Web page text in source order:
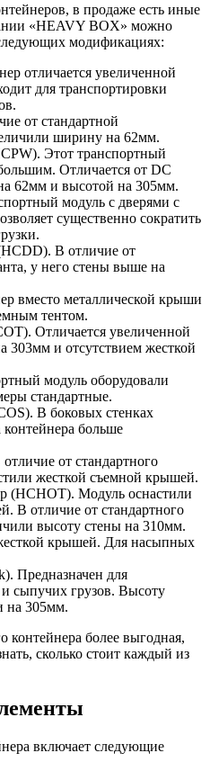
в продаже есть иные
«HEAVY BOX» можно
модификациях:
отличается увеличенной
для транспортировки
от стандартной
ширину на 62мм.
Этот транспортный
Отличается от DC
62мм и высотой на 305мм.
модуль с дверями с
существенно сократить
В отличие от
у него стены выше на
вместо металлической крыши
тентом.
Отличается увеличенной
303мм и отсутствием жесткой
модуль оборудовали
стандартные.
В боковых стенках
больше
от стандартного
жесткой съемной крышей.
(HCHOT). Модуль оснастили
В отличие от стандартного
высоту стены на 310мм.
крышей. Для насыпных
Предназначен для
сыпучих грузов. Высоту
на 305мм.
контейнера более выгодная,
сколько стоит каждый из
включает следующие